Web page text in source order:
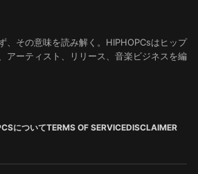
、その意味を読み解く。HIPHOPCsはヒップ
アーティスト、リリース、音楽ビジネスを編
についてTERMS OF SERVICEDISCLAIMER